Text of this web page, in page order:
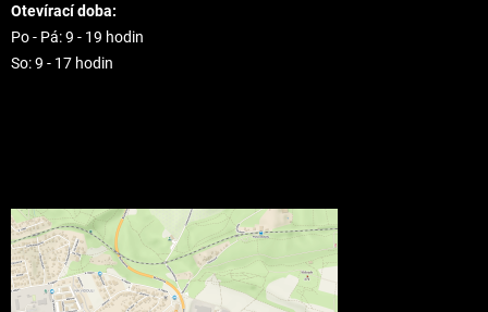
Otevírací doba:
Po - Pá: 9 - 19 hodin
So: 9 - 17 hodin